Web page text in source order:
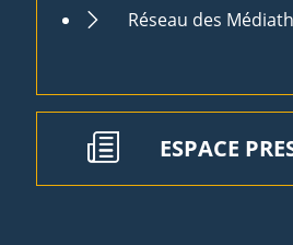
Réseau des
ESPACE